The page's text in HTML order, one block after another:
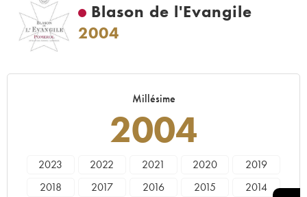
Blason de l'Evangile
2004
Millésime
2004
2023 2022 2021 2020
2019
2018
2017 2016 2015
2014